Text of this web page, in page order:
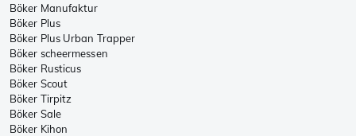
Böker Manufaktur
Böker Plus
Böker Plus Urban Trapper
Böker scheermessen
Böker Rusticus
Böker Scout
Böker Tirpitz
Böker Sale
Böker Kihon